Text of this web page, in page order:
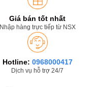
Giá bán tốt nhất
Nhập hàng trực tiếp từ NSX
Hotline: 0968000417
Dịch vụ hỗ trợ 24/7